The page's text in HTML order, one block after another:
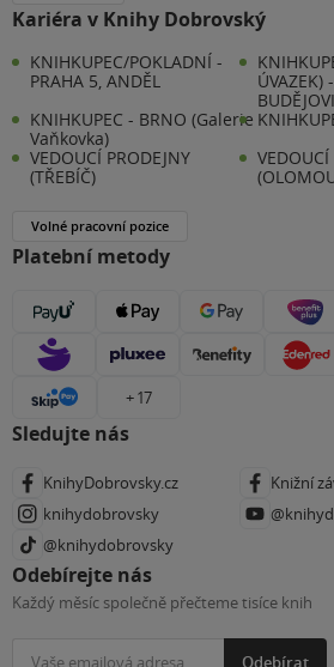
Kariéra v Knihy Dobrovský
KNIHKUPEC/POKLADNÍ -
PRAHA 5, ANDĚL
ÚVAZEK)
KNIHKUPEC - BRNO (Galerie
Vaňkovka)
VEDOUCÍ PRODEJNY
(TŘEBÍČ)
VEDOUCÍ
Volné pracovní pozice
Platební metody
+ 17
Sledujte nás
KnihyDobrovsky.cz
Knižní
knihydobrovsky
@knihydobrovsky
Odebírejte nás
Každý měsíc společně přečteme tisíce knih